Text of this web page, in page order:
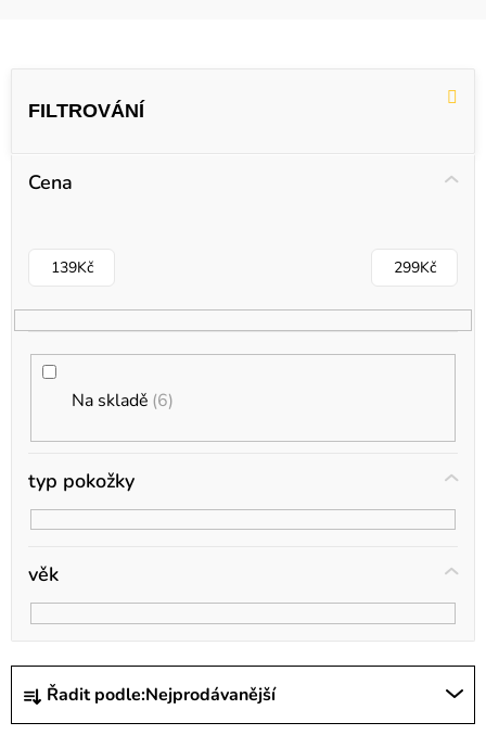
Ř
a
Řadit podle:Nejprodávanější
Cena
139Kč 299Kč
Na skladě 6
typ pokožky
věk
V
o
d